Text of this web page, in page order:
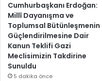
Cumhurbaşkanı Erdoğan:
Millî Dayanışma ve
Toplumsal Bütünleşmenin
Güçlendirilmesine Dair
Kanun Teklifi Gazi
Meclisimizin Takdirine
Sunuldu
5 dakika önce